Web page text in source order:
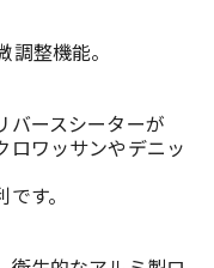
調整機能。
バースシーターが
ロワッサンやデニッ
す。